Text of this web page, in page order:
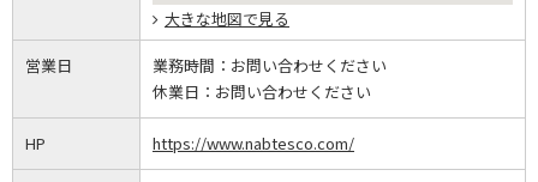
大きな地図で見る
営業日 業務時間： お問い合わせください
休業日： お問い合わせください
HP https://www.nabtesco.com/